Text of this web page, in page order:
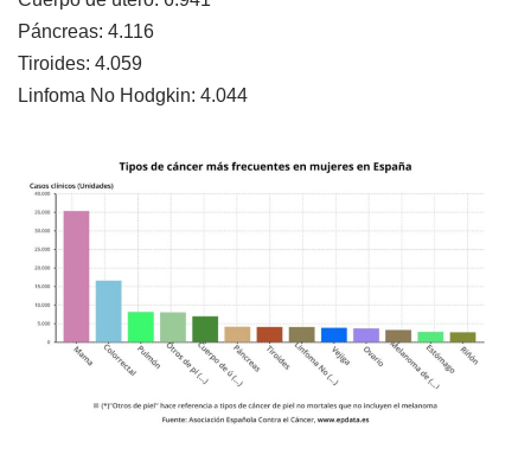
Páncreas: 4.116
Tiroides: 4.059
Linfoma No Hodgkin: 4.044